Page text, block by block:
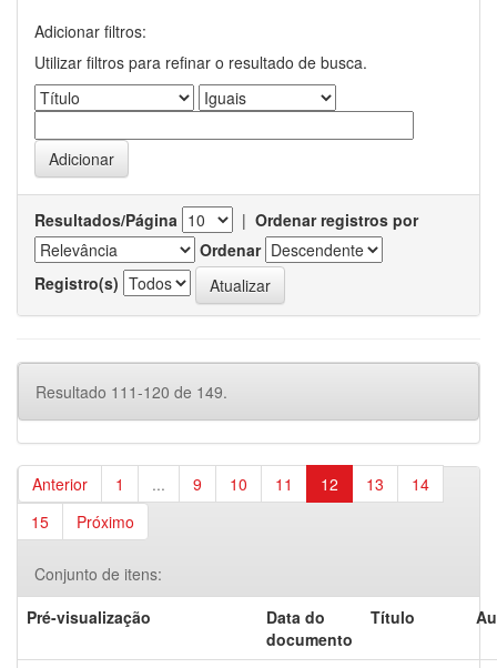
Adicionar filtros:
Utilizar filtros para refinar o resultado de busca.
Resultados/Página | Ordenar registros por
Ordenar
Registro(s)
Resultado 111-120 de 149.
Anterior 1 ... 9 10 11 12 13
14
15
Próximo
Conjunto de itens:
Pré-visualização
Data do
documento
Título